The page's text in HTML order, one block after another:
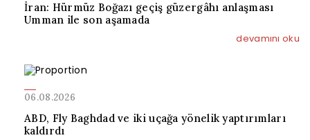
İran: Hürmüz Boğazı geçiş güzergâhı anlaşması
Umman ile son aşamada
devamını oku
06.08.2026
ABD, Fly Baghdad ve iki uçağa yönelik yaptırımları
kaldırdı